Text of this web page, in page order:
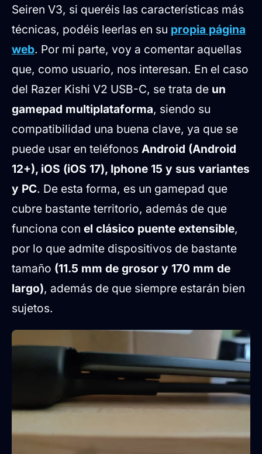
Seiren V3, si queréis las características más
técnicas, podéis leerlas en su propia página
web. Por mi parte, voy a comentar aquellas
que, como usuario, nos interesan. En el caso
del Razer Kishi V2 USB-C, se trata de un
gamepad multiplataforma, siendo su
compatibilidad una buena clave, ya que se
puede usar en teléfonos Android (Android
12+), iOS (iOS 17), Iphone 15 y sus variantes
y PC. De esta forma, es un gamepad que
cubre bastante territorio, además de que
funciona con el clásico puente extensible,
por lo que admite dispositivos de bastante
tamaño (11.5 mm de grosor y 170 mm de
largo), además de que siempre estarán bien
sujetos.